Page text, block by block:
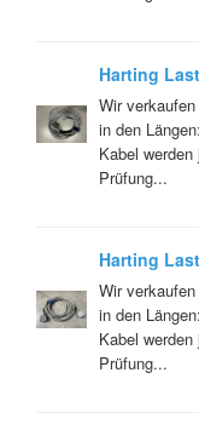
Harting
Wir
in den
Kabel
Prüfung...
Harting
Wir
in den
Kabel
Prüfung...